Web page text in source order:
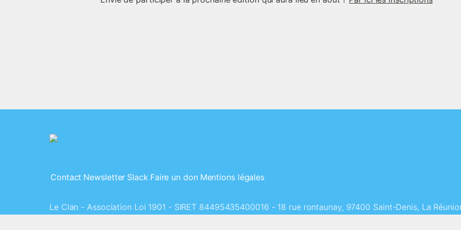
Contact Newsletter Slack Faire un don Mentions légales
Le Clan - Association Loi 1901 - SIRET 84495435400016 - 18 rue rontaunay, 97400 Saint-Denis, La